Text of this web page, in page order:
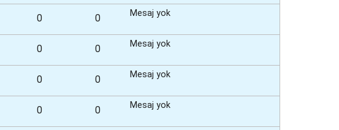
0 0 Mesaj yok
0 0 Mesaj yok
0 0 Mesaj yok
0 0 Mesaj yok